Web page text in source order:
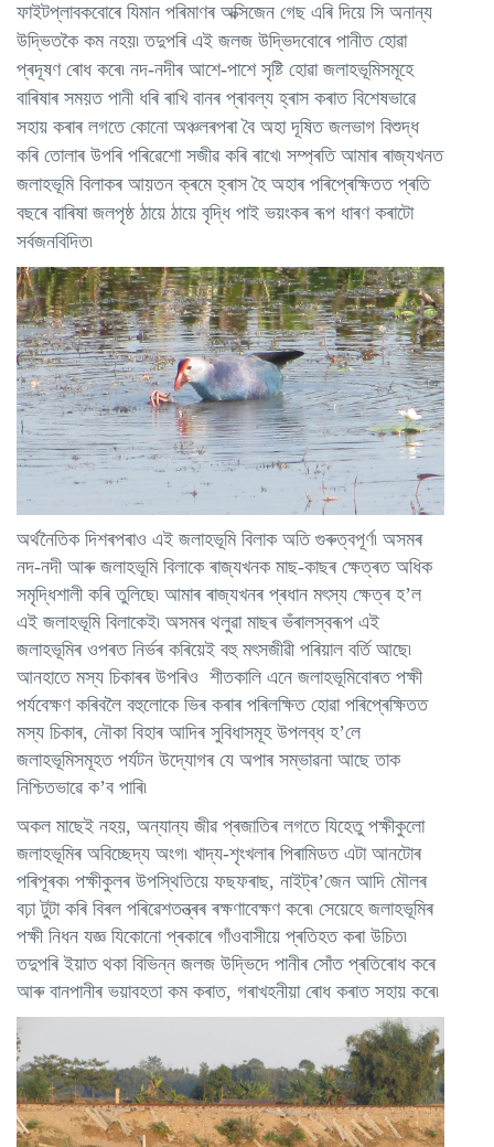
ফাইটপ্লাবকবোৰে যিমান পৰিমাণৰ অক্সিজেন গেছ এৰি দিয়ে সি অনান্য
উদ্ভিতকৈ কম নহয়৷ তদুপৰি এই জলজ উদ্ভিদবোৰে পানীত হোৱা
প্ৰদূষণ ৰোধ কৰে৷ নদ-নদীৰ আশে-পাশে সৃষ্টি হোৱা জলাহভূমিসমূহে
বাৰিষাৰ সময়ত পানী ধৰি ৰাখি বানৰ প্ৰাবল্য হ্ৰাস কৰাত বিশেষভাৱে
সহায় কৰাৰ লগতে কোনো অঞ্চলৰপৰা বৈ অহা দূষিত জলভাগ বিশুদ্ধ
কৰি তোলাৰ উপৰি পৰিৱেশো সজীৱ কৰি ৰাখে৷ সম্প্ৰতি আমাৰ ৰাজ্যখনত
জলাহভূমি বিলাকৰ আয়তন ক্ৰমে হ্ৰাস হৈ অহাৰ পৰিপ্ৰেক্ষিতত প্ৰতি
বছৰে বাৰিষা জলপৃষ্ঠ ঠায়ে ঠায়ে বৃদ্ধি পাই ভয়ংকৰ ৰূপ ধাৰণ কৰাটো
সৰ্বজনবিদিত৷
অৰ্থনৈতিক দিশৰপৰাও এই জলাহভূমি বিলাক অতি গুৰুত্বপূৰ্ণ৷ অসমৰ
নদ-নদী আৰু জলাহভূমি বিলাকে ৰাজ্যখনক মাছ-কাছৰ ক্ষেত্ৰত অধিক
সমৃদ্ধিশালী কৰি তুলিছে৷ আমাৰ ৰাজ্যখনৰ প্ৰধান মৎস্য ক্ষেত্ৰ হ’ল
এই জলাহভূমি বিলাকেই৷ অসমৰ থলুৱা মাছৰ ভঁৰালস্বৰূপ এই
জলাহভূমিৰ ওপৰত নিৰ্ভৰ কৰিয়েই বহু মৎসজীৱী পৰিয়াল বৰ্তি আছে৷
আনহাতে মস্য চিকাৰৰ উপৰিও শীতকালি এনে জলাহভূমিবোৰত পক্ষী
পৰ্যবেক্ষণ কৰিবলৈ বহুলোকে ভিৰ কৰাৰ পৰিলক্ষিত হোৱা পৰিপ্ৰেক্ষিতত
মস্য চিকাৰ, নৌকা বিহাৰ আদিৰ সুবিধাসমূহ উপলব্ধ হ’লে
জলাহভূমিসমূহত পৰ্যটন উদ্যোগৰ যে অপাৰ সম্ভাৱনা আছে তাক
নিশ্চিতভাৱে ক’ব পাৰি৷
অকল মাছেই নহয়, অন্যান্য জীৱ প্ৰজাতিৰ লগতে যিহেতু পক্ষীকুলো
জলাহভূমিৰ অবিচ্ছেদ্য অংগ৷ খাদ্য-শৃংখলাৰ পিৰামিডত এটা আনটোৰ
পৰিপূৰক৷ পক্ষীকুলৰ উপস্থিতিয়ে ফছফৰাছ, নাইট্ৰ’জেন আদি মৌলৰ
বঢ়া টুটা কৰি বিৰল পৰিৱেশতন্ত্ৰৰ ৰক্ষণাবেক্ষণ কৰে৷ সেয়েহে জলাহভূমিৰ
পক্ষী নিধন যজ্ঞ যিকোনো প্ৰকাৰে গাঁওবাসীয়ে প্ৰতিহত কৰা উচিত৷
তদুপৰি ইয়াত থকা বিভিন্ন জলজ উদ্ভিদে পানীৰ সোঁত প্ৰতিৰোধ কৰে
আৰু বানপানীৰ ভয়াবহতা কম কৰাত, গৰাখহনীয়া ৰোধ কৰাত সহায় কৰে৷